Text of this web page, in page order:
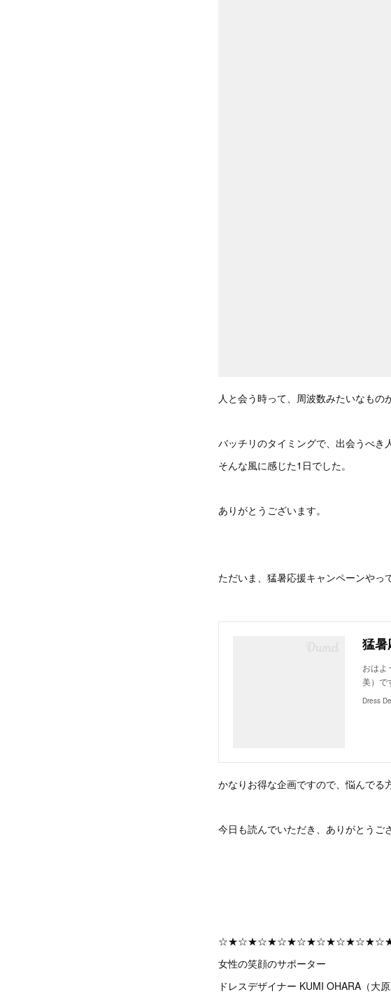
人と会う時って、周波数みたいなもの
バッチリのタイミングで、出会うべき
そんな風に感じた1日でした。
ありがとうございます。
ただいま、猛暑応援キャンペーンやっ
猛暑
おはよ
美）で
Dress
かなりお得な企画ですので、悩んでる
今日も読んでいただき、ありがとうご
女性の笑顔のサポーター
ドレスデザイナー KUMI OHARA（大原